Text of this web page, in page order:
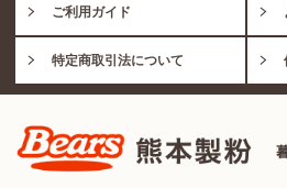
ご利用ガイド
特定商取引法について